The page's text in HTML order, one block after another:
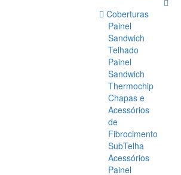
Coberturas
Painel
Sandwich
Telhado
Painel
Sandwich
Thermochip
Chapas e
Acessórios
de
Fibrocimento
SubTelha
Acessórios
Painel